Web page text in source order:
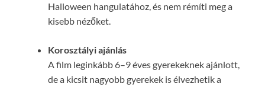
Halloween hangulatához, és nem rémíti meg a
kisebb nézőket.
Korosztályi ajánlás
A film leginkább 6–9 éves gyerekeknek ajánlott,
de a kicsit nagyobb gyerekek is élvezhetik a